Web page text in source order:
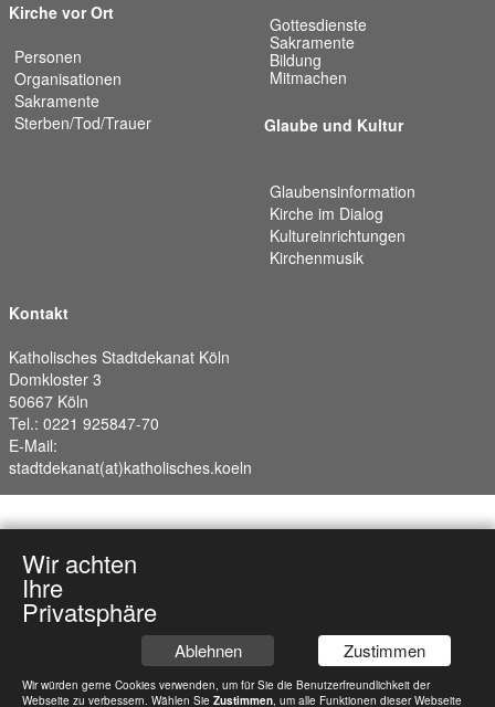
Kirche vor Ort
Personen
Organisationen
Sakramente
Sterben/Tod/Trauer
Gottesdienste
Sakramente
Bildung
Mitmachen
Glaube und Kultur
Glaubensinformation
Kirche im Dialog
Kultureinrichtungen
Kirchenmusik
Kontakt
Katholisches Stadtdekanat Köln
Domkloster 3
50667 Köln
Tel.: 0221 925847-70
E-Mail:
stadtdekanat(at)katholisches.koeln
Wir achten
Ihre
Privatsphäre
Ablehnen Zustimmen
Wir würden gerne Cookies verwenden, um für Sie die Benutzerfreundlichkeit der
Webseite zu verbessern. Wählen Sie Zustimmen, um alle Funktionen dieser Webseite